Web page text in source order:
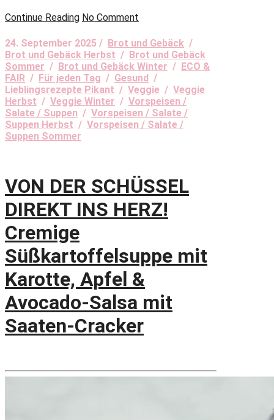
Continue Reading No Comment
24. September 2025 / Brot und Gebäck /
Brot und Gebäck Herbst / Brot und Gebäck
Sommer / Brot und Gebäck Winter / ECO &
FAIR / Für jeden Tag / Gesund /
Lieblingsrezepte Pikant / Veggie / Veggie
Herbst / Veggie Winter / Vorspeisen /
Salate / Suppen / Vorspeisen / Salate /
Suppen Herbst / Vorspeisen / Salate /
Suppen Sommer
VON DER SCHÜSSEL
DIREKT INS HERZ!
Cremige
Süßkartoffelsuppe mit
Karotte, Apfel &
Avocado-Salsa mit
Saaten-Cracker